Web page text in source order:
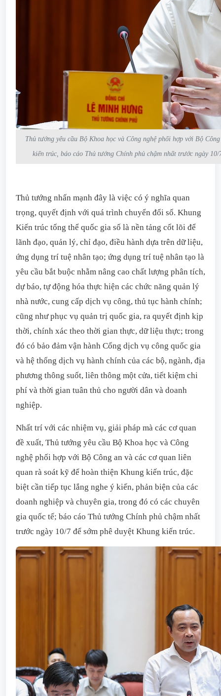
Thủ tướng yêu cầu Bộ Khoa học và Công nghệ phối hợp với Bộ
kiến trúc, báo cáo Thủ tướng Chính phủ chậm nhất trước ngày
Thủ tướng nhấn mạnh đây là việc có ý nghĩa quan
trọng, quyết định với quá trình chuyển đổi số. Khung
Kiến trúc tổng thể quốc gia số là nền tảng cốt lõi để
lãnh đạo, quản lý, chỉ đạo, điều hành dựa trên dữ liệu,
ứng dụng trí tuệ nhân tạo; ứng dụng trí tuệ nhân tạo là
yêu cầu bắt buộc nhằm nâng cao chất lượng phân tích,
dự báo, tự động hóa thực hiện các chức năng quản lý
nhà nước, cung cấp dịch vụ công, thủ tục hành chính;
cũng như phục vụ quản trị quốc gia, ra quyết định kịp
thời, chính xác theo thời gian thực, dữ liệu thực; trong
đó có bảo đảm vận hành Cổng dịch vụ công quốc gia
và hệ thống dịch vụ hành chính của các bộ, ngành, địa
phương thông suốt, liên thông một cửa, tiết kiệm chi
phí và thời gian tuân thủ cho người dân và doanh
nghiệp.
Nhất trí với các nhiệm vụ, giải pháp mà các cơ quan
đề xuất, Thủ tướng yêu cầu Bộ Khoa học và Công
nghệ phối hợp với Bộ Công an và các cơ quan liên
quan rà soát kỹ để hoàn thiện Khung kiến trúc, đặc
biệt cần tiếp tục lắng nghe ý kiến, phản biện của các
doanh nghiệp và chuyên gia, trong đó có các chuyên
gia quốc tế; báo cáo Thủ tướng Chính phủ chậm nhất
trước ngày 10/7 để sớm phê duyệt Khung kiến trúc.